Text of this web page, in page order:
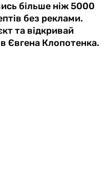
більше ніж 5000
без реклами.
та відкривай
Євгена Клопотенка.